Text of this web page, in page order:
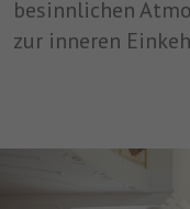
besinnlichen
zur inneren
ein Profil seiner